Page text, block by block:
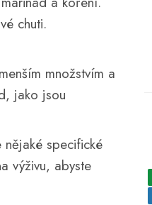
chuti.
množstvím a
jako jsou
nějaké specifické
výživu, abyste